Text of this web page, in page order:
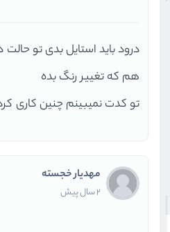
هم که تغییر رنگ بده
تو کدت نمیبینم چنین کاری
مهدیار خجسته
2 سال پیش